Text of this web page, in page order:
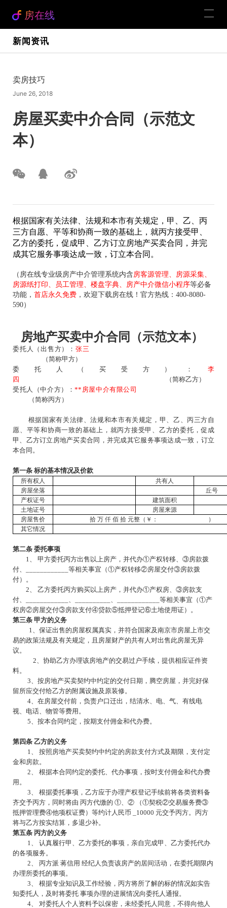
房在线
新闻资讯
卖房技巧
June 26, 2018
房屋买卖中介合同（示范文
本）
根据国家有关法律、法规和本市有关规定，甲、乙、丙
三方自愿、平等和协商一致的基础上，就丙方接受甲、
乙方的委托，促成甲、乙方订立房地产买卖合同，并完
成其它服务事项达成一致，订立本合同。
（房在线专业级房产中介管理系统内含房客源管理、房源采集、
房源纸打印、员工管理、楼盘字典、房产中介微信小程序等必备
功能， 首店永久免费 ，欢迎下载房在线！官方热线：400-8080-
590）
房地产买卖中介合同（示范文本）
委托人（出售方）： 张三
（简称甲方）
委托人（买受方）： 李
四 （简称乙方）
受托人（中介方）：** 房屋中介有限公司
（简称丙方）
根据国家有关法律、法规和本市有关规定，甲、乙、丙三方自
愿、平等和协商一致的基础上，就丙方接受甲、乙方的委托，促成
甲、乙方订立房地产买卖合同，并完成其它服务事项达成一致，订立
本合同。
第一条 标的基本情况及价款
所有权人
共有人
房屋坐落
丘号
产权证号
建筑面积
土地证号
房屋来源
房屋售价
拾 万 仟 佰 拾 元整（￥： ）
其它情况
第二条 委托事项
1、 甲方委托丙方出售以上房产，并代办①产权转移、③房款拨
付、____________等相关事宜（①产权转移②房屋交付③房款拨
付）。
2、 乙方委托丙方购买以上房产，并代办①产权房、③房款支
付、____________、__________、____________等相关事宜（①产
权房②房屋交付③房款支付④贷款⑤抵押登记⑥土地使用证）。
第三条 甲方的义务
1、保证出售的房屋权属真实，并符合国家及南京市房屋上市交
易的政策法规及有关规定，且房屋财产的共有人对出售此房屋无异
议。
2、 协助乙方办理该房地产的交易过户手续，提供相应证件资
料。
3、按房地产买卖契约中约定的交付日期，腾空房屋，并完好保
留所应交付给乙方的附属设施及原装修。
4、在房屋交付前，负责户口迁出，结清水、电、气、有线电
视、电话、物管等费用。
5、按本合同约定，按期支付佣金和代办费。
第四条 乙方的义务
1、 按照房地产买卖契约中约定的房款支付方式及期限，支付定
金和房款。
2、 根据本合同约定的委托、代办事项，按时支付佣金和代办费
用。
3、 根据委托事项，乙方应于办理产权登记手续前将各类资料备
齐交予丙方，同时将由 丙方代缴的 ①、② （①契税②交易服务费③
抵押管理费④他项权证费）等约计人民币 _10000 元交予丙方。丙方
将与乙方按实结算，多退少补。
第五条 丙方的义务
1、 认真履行甲、乙方委托的事项，亲自完成甲、乙方委托代办
的各项服务。
2、 丙方派 蒋信用 经纪人负责该房产的居间活动，在委托期限内
办理所委托的事项。
3、 根据专业知识及工作经验，丙方将所了解的标的情况如实告
知委托人，及时将委托 事项办理的进展情况向委托人通报。
4、 对委托人个人资料予以保密，未经委托人同意，不得向他人